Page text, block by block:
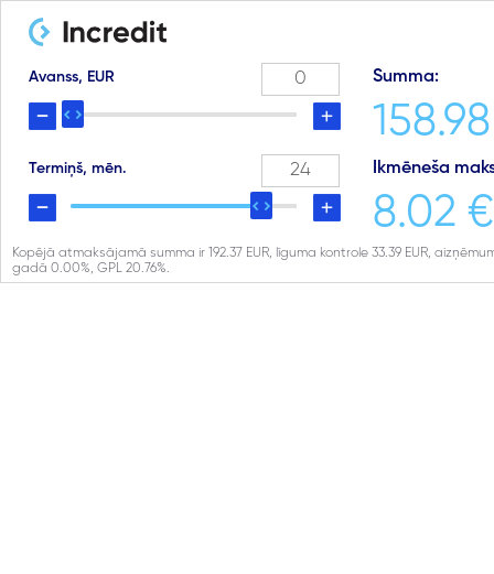
Avanss, EUR
Termiņš, mēn.
Summa:
Ikmēneša
8.02 €
Kopējā atmaksājamā summa ir 192.37 EUR, līguma kontrole 33.39 EUR,
gadā 0.00%, GPL 20.76%.